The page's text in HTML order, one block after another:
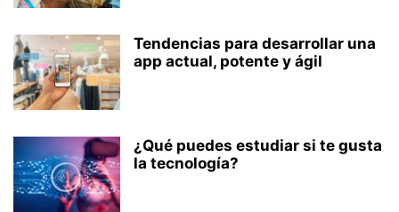
Tendencias para desarrollar una
app actual, potente y ágil
¿Qué puedes estudiar si te gusta
la tecnología?